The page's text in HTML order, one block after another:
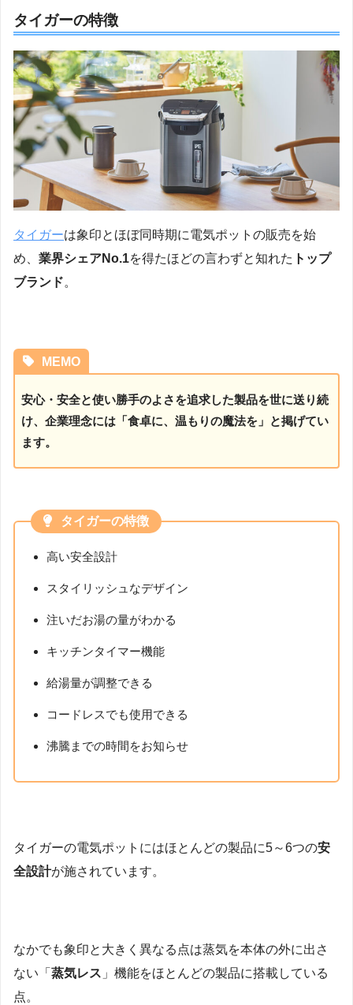
タイガーの特徴
タイガーは象印とほぼ同時期に電気ポットの販売を始
め、 業界シェアNo.1を得たほどの言わずと知れた トップ
ブランド。
MEMO
安心・安全と使い勝手のよさを追求した製品を世に送り続
け、企業理念には「食卓に、温もりの魔法を」と掲げてい
ます。
タイガーの特徴
高い安全設計
スタイリッシュなデザイン
注いだお湯の量がわかる
キッチンタイマー機能
給湯量が調整できる
コードレスでも使用できる
沸騰までの時間をお知らせ
タイガーの電気ポットにはほとんどの製品に5～6つの安
全設計が施されています。
なかでも象印と大きく異なる点は蒸気を本体の外に出さ
ない「 蒸気レス 」機能をほとんどの製品に搭載している
点。